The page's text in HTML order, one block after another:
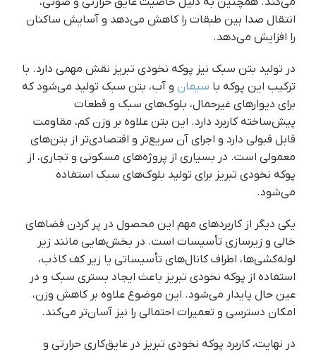
انتقال صدا بین طبقات را کاهش می‌دهد و آسایش ساکنان
را افزایش می‌دهد.
در تولید بتن سبک نیز پوکه نخودی تبریز نقش مهمی دارد. با
ترکیب این پوکه با سیمان و آب، بتن سبک تولید می‌شود که
برای دیوارهای غیرحمال، بلوک‌های سبک و قطعات
پیش‌ساخته کاربرد دارد. این بتن علاوه بر وزن کم، مقاومت
قابل قبولی دارد و اجرای آن سریع‌تر و اقتصادی‌تر از بتن‌های
معمولی است. در بسیاری از پروژه‌های مسکونی و تجاری، از
پوکه نخودی تبریز برای تولید بلوک‌های سبک استفاده
می‌شود.
یکی دیگر از کاربردهای مهم این محصول در پر کردن فضاهای
خالی و زیرسازی تأسیسات است. در بخش‌هایی مانند زیر
لوله‌کشی‌ها، اطراف کانال‌های تأسیساتی یا زیر کف کاذب،
استفاده از پوکه نخودی تبریز باعث ایجاد بستری سبک و در
عین حال پایدار می‌شود. این موضوع علاوه بر کاهش وزن،
امکان دسترسی و تعمیرات احتمالی را نیز آسان‌تر می‌کند.
در نهایت، کاربرد پوکه نخودی تبریز در عایق‌کاری حرارتی و